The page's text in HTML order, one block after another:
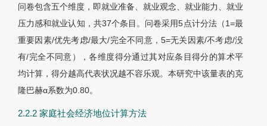
问卷包含五个维度，即就业准备、就业观念、就业能力、就业
压力感和就业认知，共37个条目。问卷采用5点计分法（1=最
重要因素/优先考虑/最大/完全不同意，5=无关因素/不考虑/没
有/完全不同意），各维度得分通过其对应条目得分的算术平
均计算，得分越高代表状况越不容乐观。本研究中该量表的克
隆巴赫α系数为0.80。
2.2.2 家庭社会经济地位计算方法